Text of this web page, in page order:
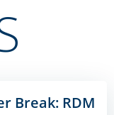
Break: RDM